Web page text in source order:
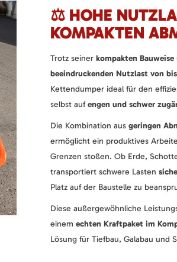
⚖️ HOHE
KOMPAKTEN
Trotz seiner kompakten Bauweise
beeindruckenden Nutzlast von
Kettendumper ideal für den
selbst aufengen und schwer
Die Kombination aus geringen
ermöglicht ein produktives
Grenzen stoßen. Ob Erde,
transportiert schwere Lasten
Platz auf der Baustelle zu
Diese außergewöhnliche
einem echten Kraftpaket im
Lösung für Tiefbau, Galabau und